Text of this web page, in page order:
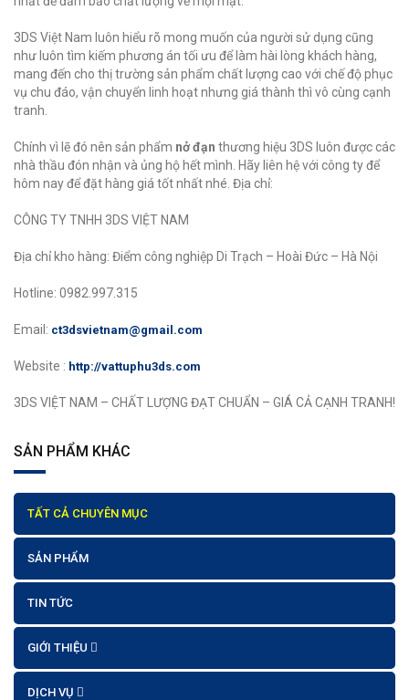
3DS Việt Nam luôn hiểu rõ mong muốn của người sử dụng cũng
như luôn tìm kiếm phương án tối ưu để làm hài lòng khách hàng,
mang đến cho thị trường sản phẩm chất lượng cao với chế độ phục
vụ chu đáo, vận chuyển linh hoạt nhưng giá thành thì vô cùng cạnh
tranh.
Chính vì lẽ đó nên sản phẩm nở đạn thương hiệu 3DS luôn được các
nhà thầu đón nhận và ủng hộ hết mình. Hãy liên hệ với công ty để
hôm nay để đặt hàng giá tốt nhất nhé. Địa chỉ:
CÔNG TY TNHH 3DS VIỆT NAM
Địa chỉ kho hàng: Điểm công nghiệp Di Trạch – Hoài Đức – Hà Nội
Hotline: 0982.997.315
Email: ct3dsvietnam@gmail.com
Website : http://vattuphu3ds.com
3DS VIỆT NAM – CHẤT LƯỢNG ĐẠT CHUẨN – GIÁ CẢ CẠNH TRANH!
SẢN PHẨM KHÁC
TẤT CẢ CHUYÊN MỤC
SẢN PHẨM
TIN TỨC
GIỚI THIỆU
DỊCH VỤ